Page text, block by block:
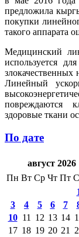
предложила
покупки
такого аппарата
Медицинский
используется
Линейный
повреждаются
здоровые ткани
По дате
август 2026
Пн Вт Ср Чт Пт
3
4 5 6 7
10 11 12 13 14
17 18 19 20 21